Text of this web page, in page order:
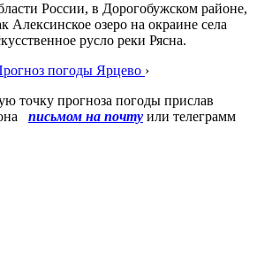
России, в Дорогобужском районе,
Алексинское озеро на окраине села
русло реки Рясна.
погоды Ярцево ›
точку прогноза погоды прислав
письмом на почту или телеграмм